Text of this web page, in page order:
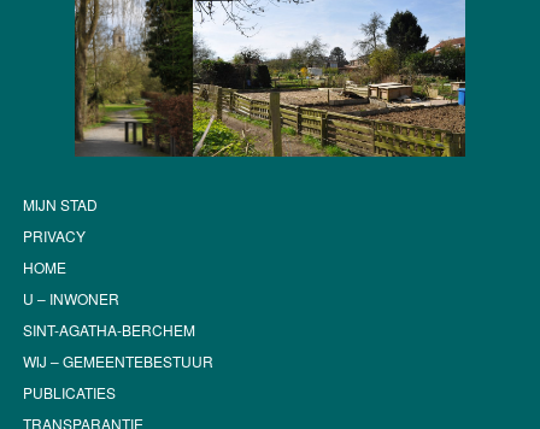
MIJN STAD
PRIVACY
HOME
U – INWONER
SINT-AGATHA-BERCHEM
WIJ – GEMEENTEBESTUUR
PUBLICATIES
TRANSPARANTIE